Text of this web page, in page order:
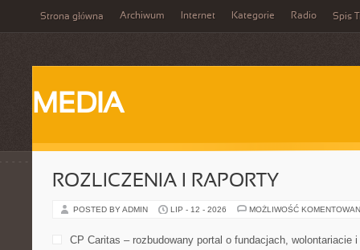
Strona główna Archiwum Internet Kategorie Radio Spis
MEDIA
ROZLICZENIA I RAPORTY
POSTED BY ADMIN LIP - 12 - 2026 MOŻLIWOŚĆ
CP Caritas – rozbudowany portal o fundacjach, wolontariacie